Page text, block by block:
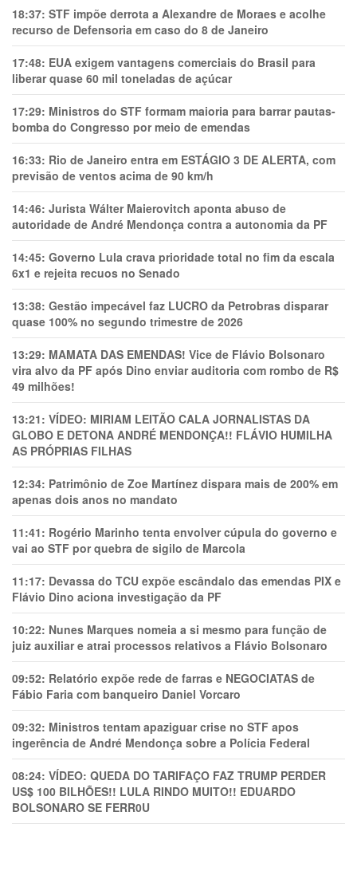
18:37: STF impõe derrota a Alexandre de Moraes e acolhe
recurso de Defensoria em caso do 8 de Janeiro
17:48: EUA exigem vantagens comerciais do Brasil para
liberar quase 60 mil toneladas de açúcar
17:29: Ministros do STF formam maioria para barrar pautas-
bomba do Congresso por meio de emendas
16:33: Rio de Janeiro entra em ESTÁGIO 3 DE ALERTA, com
previsão de ventos acima de 90 km/h
14:46: Jurista Wálter Maierovitch aponta abuso de
autoridade de André Mendonça contra a autonomia da PF
14:45: Governo Lula crava prioridade total no fim da escala
6x1 e rejeita recuos no Senado
13:38: Gestão impecável faz LUCRO da Petrobras disparar
quase 100% no segundo trimestre de 2026
13:29: MAMATA DAS EMENDAS! Vice de Flávio Bolsonaro
vira alvo da PF após Dino enviar auditoria com rombo de R$
49 milhões!
13:21: VÍDEO: MIRIAM LEITÃO CALA JORNALISTAS DA
GLOBO E DETONA ANDRÉ MENDONÇA!! FLÁVIO HUMILHA
AS PRÓPRIAS FILHAS
12:34: Patrimônio de Zoe Martínez dispara mais de 200% em
apenas dois anos no mandato
11:41: Rogério Marinho tenta envolver cúpula do governo e
vai ao STF por quebra de sigilo de Marcola
11:17: Devassa do TCU expõe escândalo das emendas PIX e
Flávio Dino aciona investigação da PF
10:22: Nunes Marques nomeia a si mesmo para função de
juiz auxiliar e atrai processos relativos a Flávio Bolsonaro
09:52: Relatório expõe rede de farras e NEGOCIATAS de
Fábio Faria com banqueiro Daniel Vorcaro
09:32: Ministros tentam apaziguar crise no STF apos
ingerência de André Mendonça sobre a Polícia Federal
08:24: VÍDEO: QUEDA DO TARIFAÇO FAZ TRUMP PERDER
US$ 100 BILHÕES!! LULA RINDO MUITO!! EDUARDO
BOLSONARO SE FERR0U